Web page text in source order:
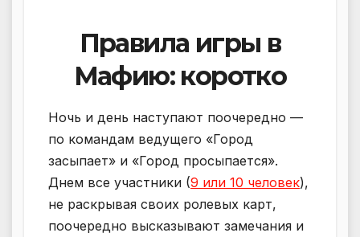
Правила игры в
Мафию: коротко
Ночь и день наступают поочередно —
по командам ведущего «Город
засыпает» и «Город просыпается».
Днем все участники (9 или 10 человек),
не раскрывая своих ролевых карт,
поочередно высказывают замечания и